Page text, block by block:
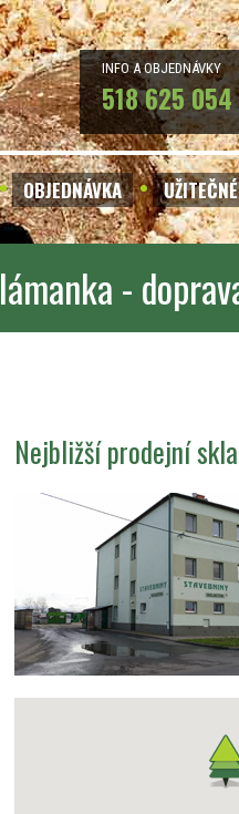
INFO A OBJEDNÁVKY
518 625 054
OBJEDNÁVKA
-
Nejbližší prodejní